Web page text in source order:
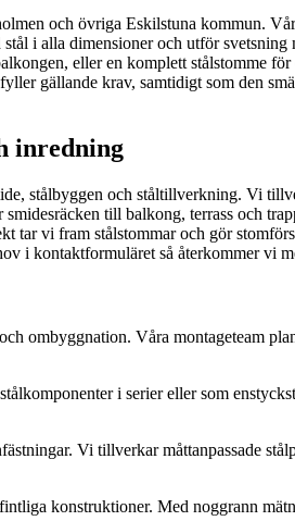
och övriga Eskilstuna kommun.
i alla dimensioner och utför
eller en komplett stålstomme
gällande krav, samtidigt som den
inredning
stålbyggen och ståltillverkning. Vi
till balkong, terrass och
tar vi fram stålstommar och gör
i kontaktformuläret så återkommer vi
ombyggnation. Våra montageteam
i serier eller som
Vi tillverkar måttanpassade
konstruktioner. Med noggrann